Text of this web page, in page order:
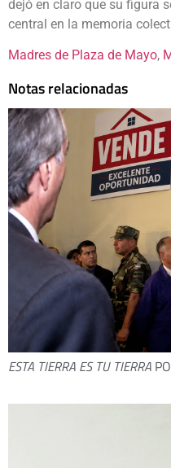
dejó en claro que su figura
central en la memoria
Madres de Plaza de Mayo,
Notas relacionadas
ESTA TIERRA ES TU TIERRA